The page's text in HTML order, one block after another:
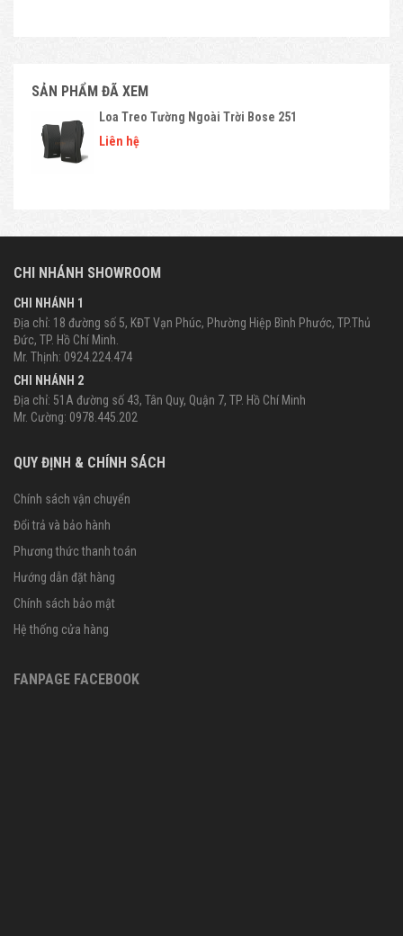
SẢN PHẨM ĐÃ XEM
Loa Treo Tường Ngoài Trời Bose 251
Liên hệ
CHI NHÁNH SHOWROOM
CHI NHÁNH 1
Địa chỉ: 18 đường số 5, KĐT Vạn Phúc, Phường Hiệp Bình Phước, TP.Thủ
Đức, TP. Hồ Chí Minh.
Mr. Thịnh: 0924.224.474
CHI NHÁNH 2
Địa chỉ: 51A đường số 43, Tân Quy, Quận 7, TP. Hồ Chí Minh
Mr. Cường: 0978.445.202
QUY ĐỊNH & CHÍNH SÁCH
Chính sách vận chuyển
Đổi trả và bảo hành
Phương thức thanh toán
Hướng dẫn đặt hàng
Chính sách bảo mật
Hệ thống cửa hàng
FANPAGE FACEBOOK